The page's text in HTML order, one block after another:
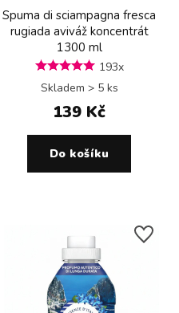
Spuma di sciampagna fresca
rugiada aviváž koncentrát
1300 ml
193x
Skladem > 5 ks
139 Kč
Do košíku